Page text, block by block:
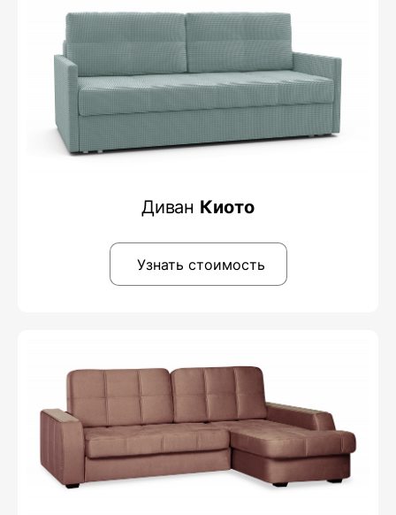
Диван Киото
Узнать стоимость